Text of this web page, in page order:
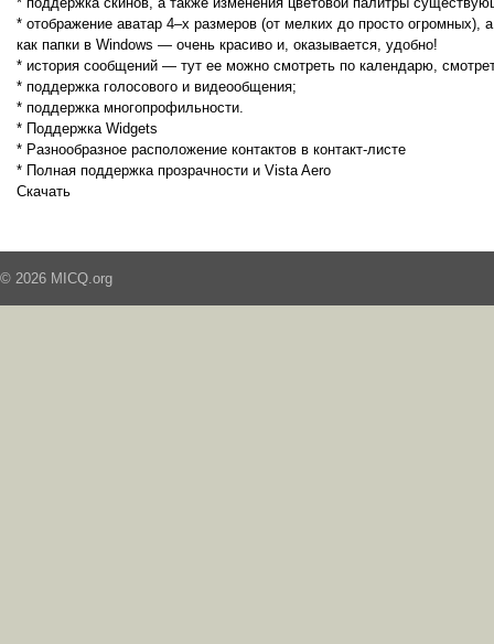
* отображение аватар 4–х размеров (от мелких до просто
как папки в Windows — очень красиво и, оказывается, удобно!
* история сообщений — тут ее можно смотреть по календарю,
* поддержка голосового и видеообщения;
* поддержка многопрофильности.
* Поддержка Widgets
* Разнообразное расположение контактов в контакт-листе
* Полная поддержка прозрачности и Vista Aero
Скачать
© 2026 MICQ.org